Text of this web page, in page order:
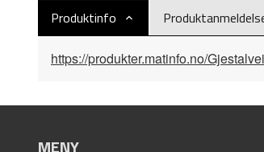
Produktinfo
https://produkter.matinfo.no/
MENY